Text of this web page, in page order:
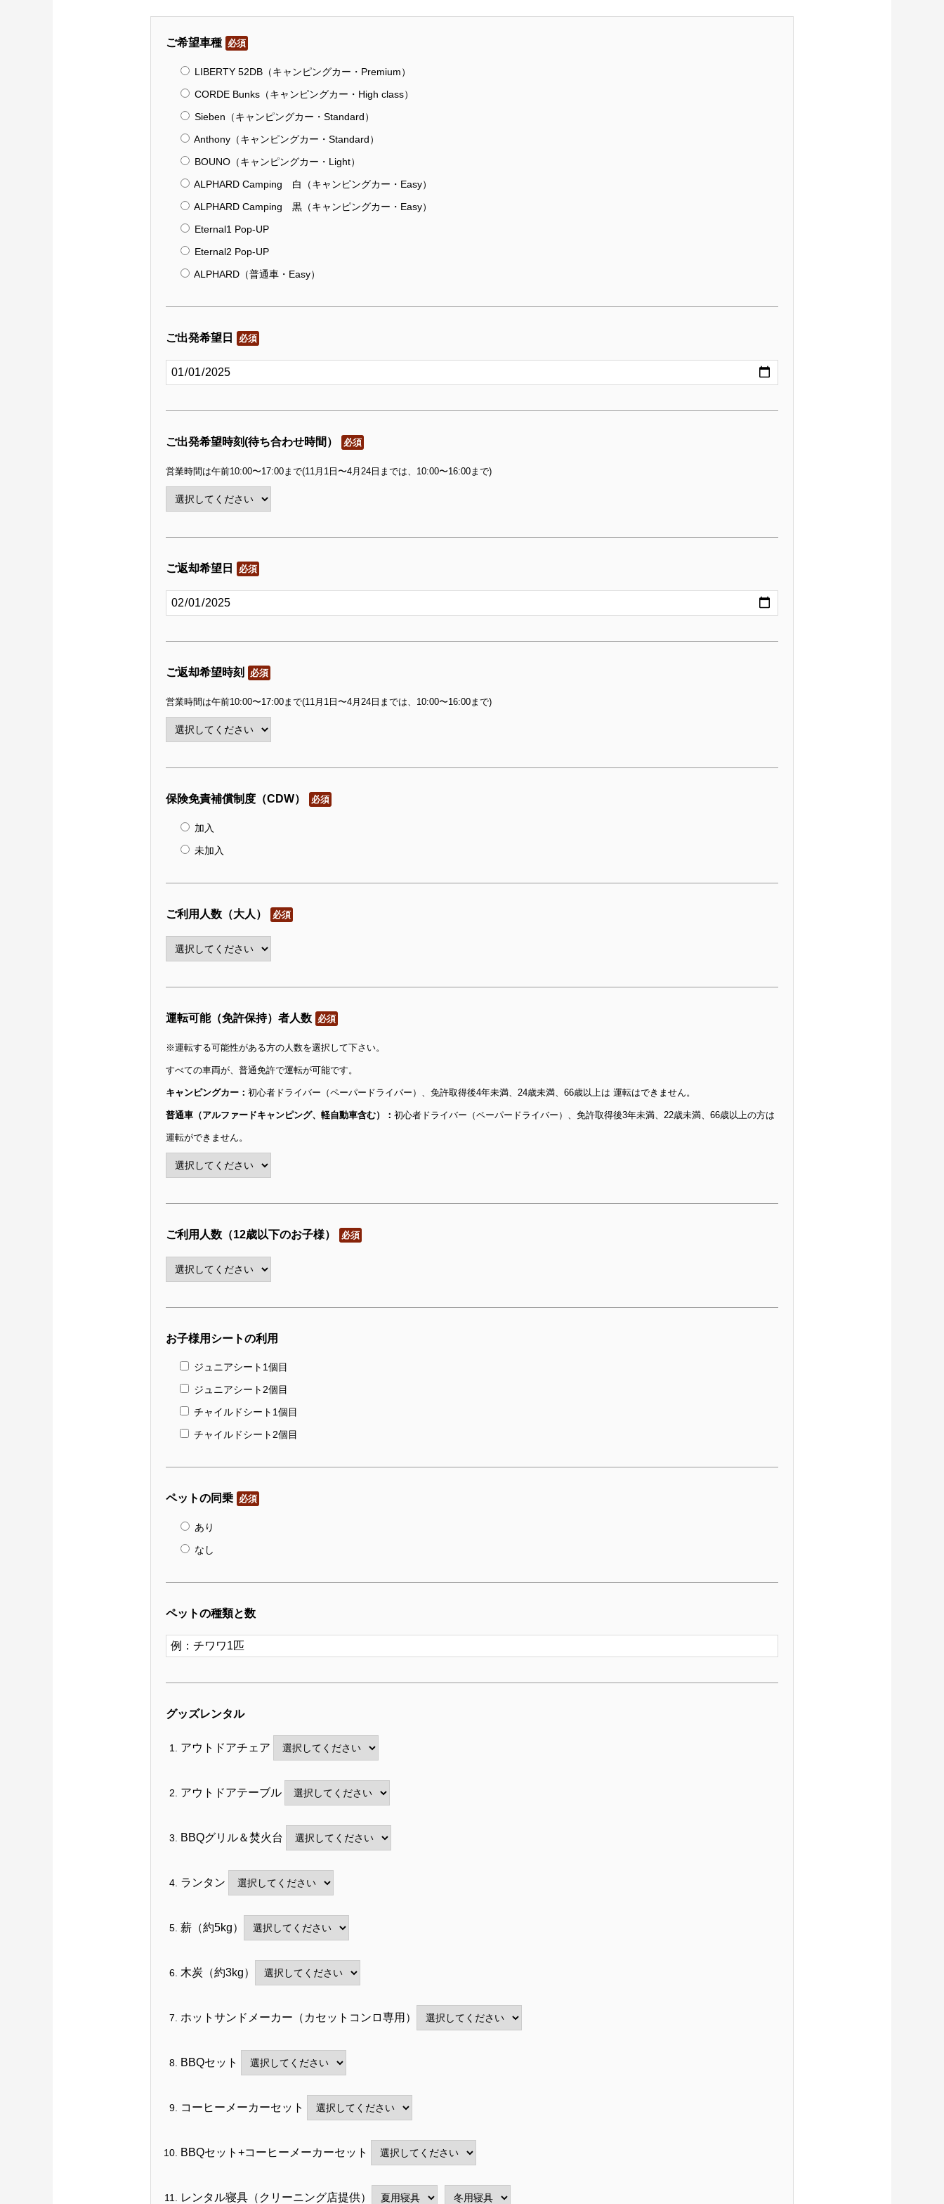
ご希望車種 必須
LIBERTY 52DB（キャンピングカー・Premium）
CORDE Bunks（キャンピングカー・High class）
Sieben（キャンピングカー・Standard）
Anthony（キャンピングカー・Standard）
BOUNO（キャンピングカー・Light）
ALPHARD Camping 白（キャンピングカー・Easy）
ALPHARD Camping 黒（キャンピングカー・Easy）
Eternal1 Pop-UP
Eternal2 Pop-UP
ALPHARD（普通車・Easy）
ご出発希望日 必須
ご出発希望時刻(待ち合わせ時間） 必須
営業時間は午前10:00〜17:00まで(11月1日〜4月24日までは、10:00〜16:00まで)
ご返却希望日 必須
ご返却希望時刻 必須
営業時間は午前10:00〜17:00まで(11月1日〜4月24日までは、10:00〜16:00まで)
保険免責補償制度（CDW） 必須
加入
未加入
ご利用人数（大人） 必須
運転可能（免許保持）者人数 必須
※運転する可能性がある方の人数を選択して下さい。
すべての車両が、普通免許で運転が可能です。
キャンピングカー： 初心者ドライバー（ペーパードライバー）、免許取得後4年未満、24歳未満、66歳以上は 運転はできません。
普通車（アルファードキャンピング、軽自動車含む）： 初心者ドライバー（ペーパードライバー）、免許取得後3年未満、22歳未満、66歳以上の方は
運転ができません。
ご利用人数（12歳以下のお子様） 必須
お子様用シートの利用
ジュニアシート1個目
ジュニアシート2個目
チャイルドシート1個目
チャイルドシート2個目
ペットの同乗 必須
あり
なし
ペットの種類と数
グッズレンタル
アウトドアチェア
アウトドアテーブル
BBQグリル＆焚火台
ランタン
薪（約5kg）
木炭（約3kg）
ホットサンドメーカー（カセットコンロ専用）
BBQセット
コーヒーメーカーセット
BBQセット+コーヒーメーカーセット
レンタル寝具（クリーニング店提供）